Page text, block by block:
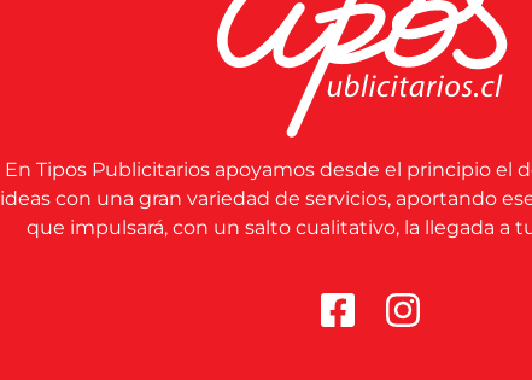
En Tipos Publicitarios apoyamos desde el principio el
ideas con una gran variedad de servicios, aportando
que impulsará, con un salto cualitativo, la llegada a